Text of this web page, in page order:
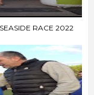
SEASIDE RACE 2022